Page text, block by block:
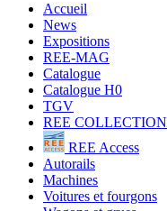
Accueil
News
Expositions
REE-MAG
Catalogue
Catalogue H0
TGV
REE COLLECTION
REE Access
Autorails
Machines
Voitures et fourgons